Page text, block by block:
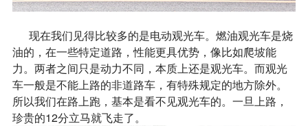
现在我们见得比较多的是电动观光车。燃油观光车是烧
油的，在一些特定道路，性能更具优势，像比如爬坡能
力。两者之间只是动力不同，本质上还是观光车。而观光
车一般是不能上路的非道路车，有特殊规定的地方除外。
所以我们在路上跑，基本是看不见观光车的。一旦上路，
珍贵的12分立马就飞走了。